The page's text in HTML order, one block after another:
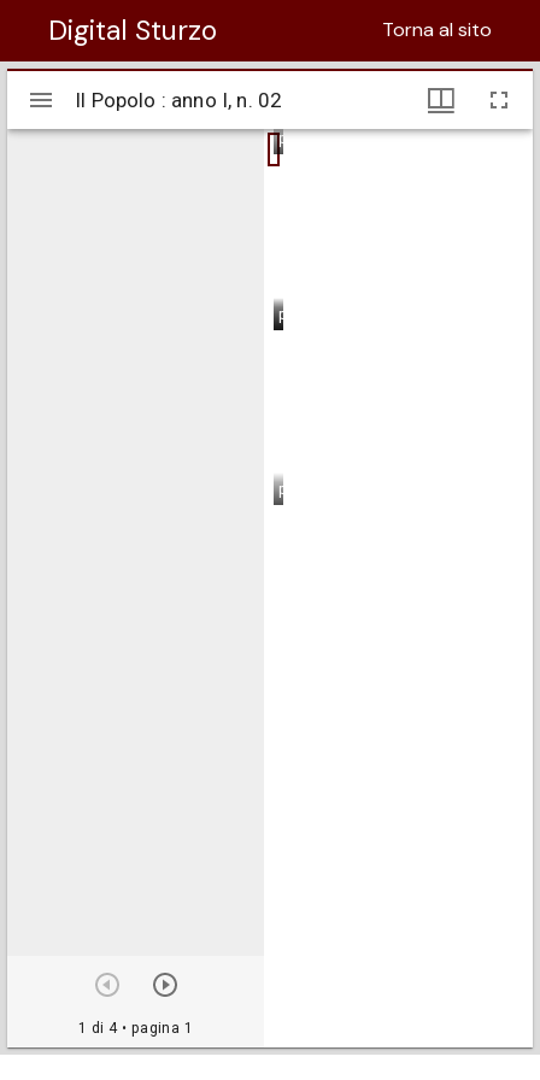
Digital Sturzo Torna al sito
Visualizzatore
Mirador
Il Popolo : anno I, n. 02
1 di 4• pagina 1
pagina 1
pagina 2
pagina 3
pagina 4
Il Popolo : anno I, n. 02